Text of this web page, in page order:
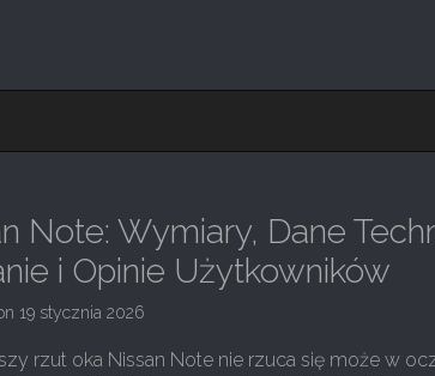
Note: Wymiary, Dane
i Opinie Użytkowników
19 stycznia 2026
rzut oka Nissan Note nie rzuca się może w